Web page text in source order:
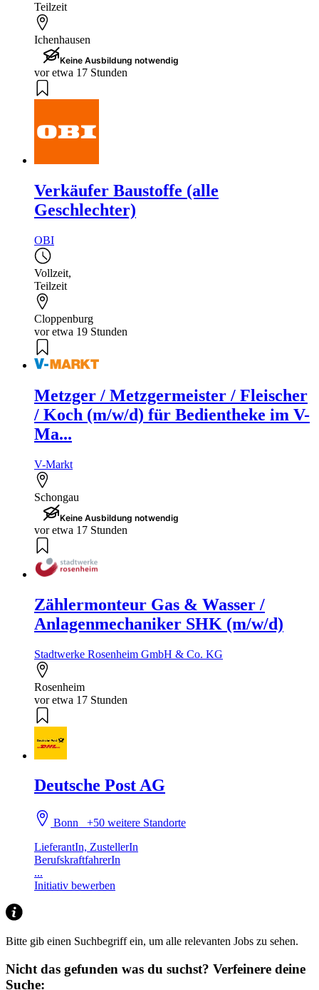
Teilzeit
Ichenhausen
Keine Ausbildung notwendig
vor etwa 17 Stunden
Verkäufer Baustoffe (alle
Geschlechter)
OBI
Vollzeit,
Teilzeit
Cloppenburg
vor etwa 19 Stunden
Metzger / Metzgermeister / Fleischer
/ Koch (m/w/d) für Bedientheke im V-
Ma...
V-Markt
Schongau
Keine Ausbildung notwendig
vor etwa 17 Stunden
Zählermonteur Gas & Wasser /
Anlagenmechaniker SHK (m/w/d)
Stadtwerke Rosenheim GmbH & Co. KG
Rosenheim
vor etwa 17 Stunden
Deutsche Post AG
Bonn+50 weitere Standorte
LieferantIn, ZustellerIn
BerufskraftfahrerIn
...
Initiativ bewerben
Bitte gib einen Suchbegriff ein, um alle relevanten Jobs zu sehen.
Nicht das gefunden was du suchst? Verfeinere deine
Suche: